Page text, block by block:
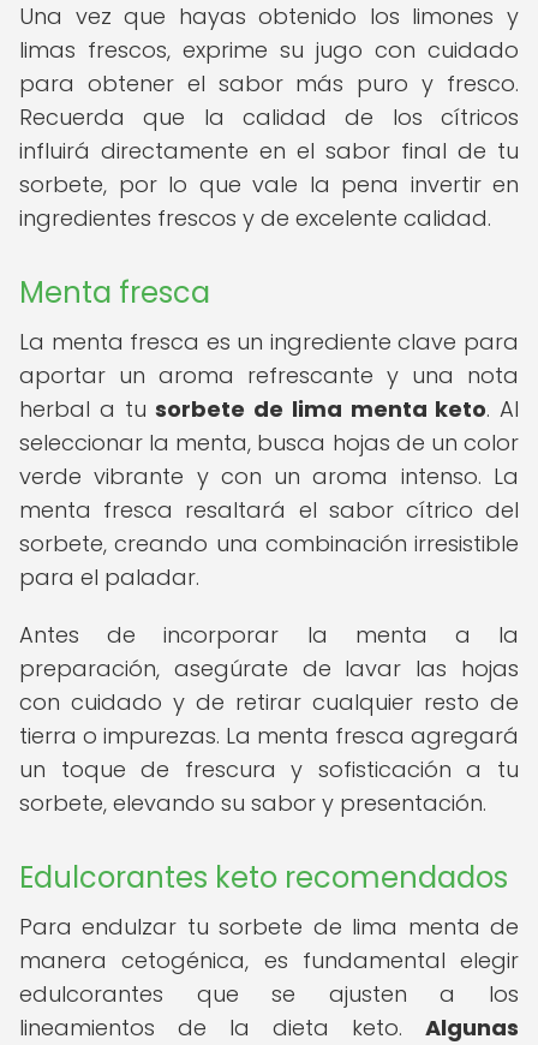
Una vez que hayas obtenido los limones y
limas frescos, exprime su jugo con cuidado
para obtener el sabor más puro y fresco.
Recuerda que la calidad de los cítricos
influirá directamente en el sabor final de tu
sorbete, por lo que vale la pena invertir en
ingredientes frescos y de excelente calidad.
Menta fresca
La menta fresca es un ingrediente clave para
aportar un aroma refrescante y una nota
herbal a tusorbete de lima menta keto. Al
seleccionar la menta, busca hojas de un color
verde vibrante y con un aroma intenso. La
menta fresca resaltará el sabor cítrico del
sorbete, creando una combinación irresistible
para el paladar.
Antes de incorporar la menta a la
preparación, asegúrate de lavar las hojas
con cuidado y de retirar cualquier resto de
tierra o impurezas. La menta fresca agregará
un toque de frescura y sofisticación a tu
sorbete, elevando su sabor y presentación.
Edulcorantes keto recomendados
Para endulzar tu sorbete de lima menta de
manera cetogénica, es fundamental elegir
edulcorantes que se ajusten a los
lineamientos de la dieta keto. Algunas